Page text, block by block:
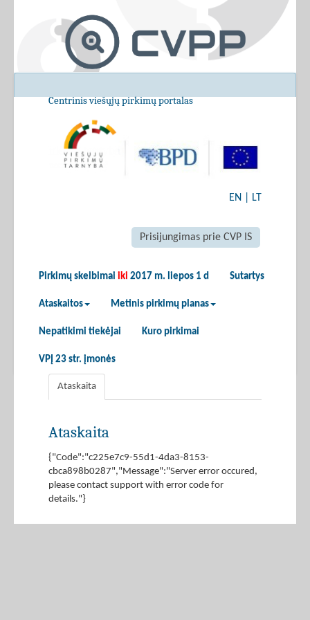
Centrinis viešųjų pirkimų portalas
EN LT
Prisijungimas prie CVP IS
Pirkimų skelbimai iki 2017 m. liepos 1 d Sutartys
Ataskaitos Metinis pirkimų planas
Nepatikimi tiekėjai Kuro pirkimai
VPĮ 23 str. įmonės
Ataskaita
Ataskaita
{"Code":"c225e7c9-55d1-4da3-8153-
cbca898b0287","Message":"Server error occured,
please contact support with error code for
details."}